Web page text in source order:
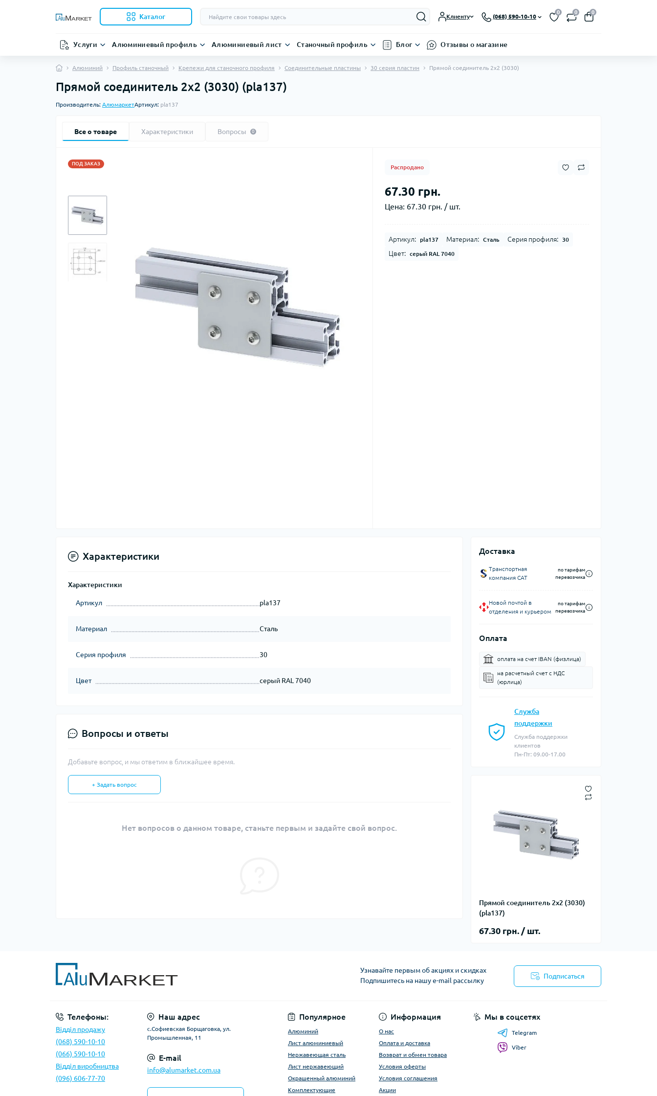
Каталог Клиенту (068) 590-10-10
0 0 0
Услуги Алюминиевый профиль Алюминиевый лист Станочный профиль Блог Отзывы о магазине
Алюминий Профиль станочный Крепежи для станочного профиля Соединительные пластины 30 серия пластин Прямой соединитель 2х2 (3030)
Прямой соединитель 2х2 (3030) (pla137)
Производитель: АлюмаркетАртикул: pla137
Все о товаре Характеристики Вопросы 0
ПОД ЗАКАЗ
Распродано
67.30 грн.
Цена: 67.30 грн. / шт.
Артикул: pla137 Материал: Сталь Серия профиля: 30
Цвет: серый RAL 7040
Доставка
Транспортная
компания CAT
по тарифам
перевозчика
Новой почтой в
отделения и курьером
по тарифам
перевозчика
Оплата
оплата на счет IBAN (физлица)
на расчетный счет c НДС
(юрлица)
Служба
поддержки
Служба поддержки
клиентов
Пн-Пт: 09.00-17.00
Прямой соединитель 2х2 (3030)
(pla137)
67.30 грн. / шт.
Характеристики
Характеристики
Артикул pla137
Материал Сталь
Серия профиля 30
Цвет серый RAL 7040
Вопросы и ответы
Добавьте вопрос, и мы ответим в ближайшее время.
+ Задать вопрос
Нет вопросов о данном товаре, станьте первым и задайте свой вопрос.
Узнавайте первым об акциях и скидках
Подпишитесь на нашу e-mail рассылку
Подписаться
Телефоны:
Відділ продажу
(068) 590-10-10
(066) 590-10-10
Відділ виробництва
(096) 606-77-70
Наш адрес
с.Софиевская Борщаговка, ул.
Промышленная, 11
E-mail
info@alumarket.com.ua
Популярное
Алюминий
Лист алюминиевый
Нержавеющая сталь
Лист нержавеющий
Окрашенный алюминий
Комплектующие
Информация
О нас
Оплата и доставка
Возврат и обмен товара
Условия оферты
Условия соглашения
Акции
Мы в соцсетях
Telegram
Viber